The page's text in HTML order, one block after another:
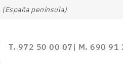
(España península)
T. 972 50 00 07 | M. 690 91